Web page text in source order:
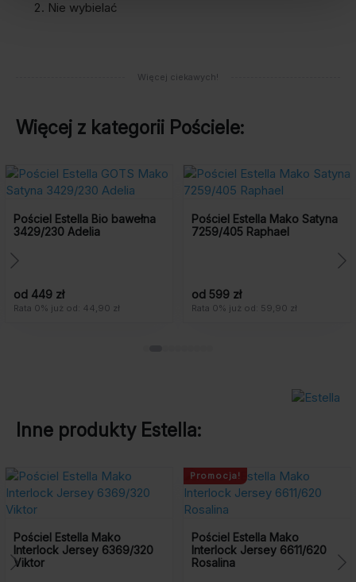
Nie wybielać
Więcej ciekawych!
Więcej z kategorii Pościele:
Bio bawełna
Adelia
od: 44,90 zł
Pościel Estella Mako Satyna
7259/405 Raphael
Rata 0% już od: 59,90 zł
Inne produkty Estella:
Estella Mako
Jersey 6369/320
Promocja!
Pościel Estella Mako
Interlock Jersey 6611/620
Rosalina